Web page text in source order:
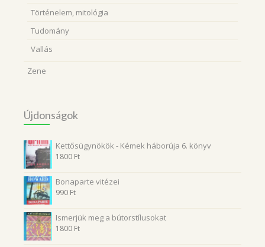
Történelem, mitológia
Tudomány
Vallás
Zene
Újdonságok
Kettősügynökök - Kémek háborúja 6. könyv
1800 Ft
Bonaparte vitézei
990 Ft
Ismerjük meg a bútorstílusokat
1800 Ft